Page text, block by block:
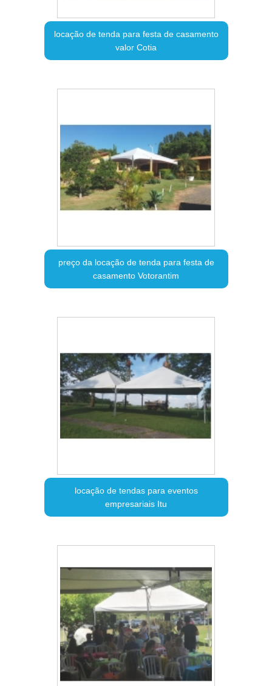
locação de tenda para festa de casamento
valor Cotia
preço da locação de tenda para festa de
casamento Votorantim
locação de tendas para eventos
empresariais Itu